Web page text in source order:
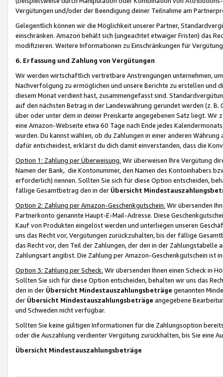
Vergütungen und/oder der Beendigung deiner Teilnahme am
Gelegentlich können wir die Möglichkeit unserer Partner,
einschränken. Amazon behält sich (ungeachtet etwaiger Fristen) das
modifizieren. Weitere Informationen zu Einschränkungen für
6. Erfassung und Zahlung von Vergütungen
Wir werden wirtschaftlich vertretbare Anstrengungen unternehmen,
Nachverfolgung zu ermöglichen und unsere Berichte zu erstellen und
diesem Monat verdient hast, zusammengefasst sind.
auf den nächsten Betrag in der Landeswährung gerundet werden (z.
über oder unter dem in deiner Preiskarte angegebenen Satz liegt.
eine Amazon-Webseite etwa 60 Tage nach Ende jedes
wurden. Du kannst wählen, ob du Zahlungen in einer anderen
dafür entscheidest, erklärst du dich damit einverstanden, dass die
Option 1: Zahlung per Überweisung. Wir überweisen Ihre Vergütung
Namen der Bank, die Kontonummer, den Namen des Kontoinhabers
erforderlich) nennen. Sollten Sie sich für diese Option entscheiden,
fällige Gesamtbetrag den in der Übersicht
Option 2: Zahlung per Amazon-Geschenkgutschein. Wir übersenden
Partnerkonto genannte Haupt-E-Mail-Adresse. Diese
Kauf von Produkten eingelöst werden und unterliegen unseren
uns das Recht vor, Vergütungen zurückzuhalten, bis der fällige
das Recht vor, den Teil der Zahlungen, der den in der
Zahlungsart angibst. Die Zahlung per Amazon-Geschenkgutschein ist
Option 3: Zahlung per Scheck. Wir übersenden Ihnen einen Scheck in
Sollten Sie sich für diese Option entscheiden, behalten wir uns das
den in der Übersicht Mindestauszahlungsbeträge genannten
der Übersicht Mindestauszahlungsbeträge angegebene
und Schweden nicht verfügbar.
Sollten Sie keine gültigen Informationen für die Zahlungsoption
oder die Auszahlung verdienter Vergütung zurückhalten, bis Sie
Übersicht Mindestauszahlungsbeträge